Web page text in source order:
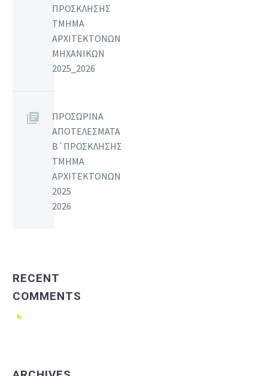
ΠΡΟΣΚΛΗΣΗΣ
ΤΜΗΜΑ
ΑΡΧΙΤΕΚΤΟΝΩΝ
ΜΗΧΑΝΙΚΩΝ
2025_2026
ΠΡΟΣΩΡΙΝΑ
ΑΠΟΤΕΛΕΣΜΑΤΑ
Β΄ΠΡΟΣΚΛΗΣΗΣ
ΤΜΗΜΑ
ΑΡΧΙΤΕΚΤΟΝΩΝ
2025
2026
RECENT
COMMENTS